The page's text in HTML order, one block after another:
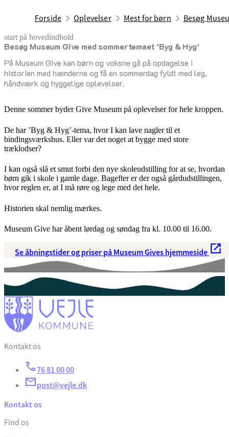
Forside Oplevelser Mest for børn Besøg
start på hovedindhold
Besøg Museum Give med sommertemaet ’Byg & Hyg’
På Museum Give kan børn og voksne gå på opdagelse i
historien med hænderne og få en sommerdag fyldt med leg,
håndværk og hyggelige oplevelser.
senest opdateret 8. juni 2026
Denne sommer byder Give Museum på oplevelser for hele kroppen.
De har ’Byg & Hyg’-tema, hvor I kan lave nagler til et
bindingsværkshus. Eller var det noget at bygge med store
træklodser?
I kan også slå et smut forbi den nye skoleudstilling for at se, hvordan
børn gik i skole i gamle dage. Bagefter er der også gårdudstillingen,
hvor reglen er, at I må røre og lege med det hele.
Historien skal nemlig mærkes.
Museum Give har åbent lørdag og søndag fra kl. 10.00 til 16.00.
Se åbningstider og priser på Museum Gives hjemmeside
Kontakt os
76 81 00 00
post@vejle.dk
Kontakt os
Find os